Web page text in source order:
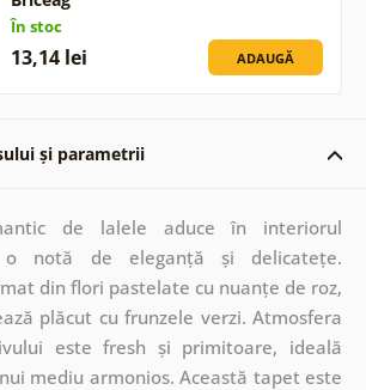
În stoc
13,14 lei ADAUGĂ
și parametrii
de lalele aduce în interiorul
o notă de eleganță și delicatețe.
din flori pastelate cu nuanțe de roz,
plăcut cu frunzele verzi. Atmosfera
este fresh și primitoare, ideală
mediu armonios. Această tapet este